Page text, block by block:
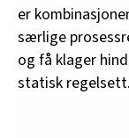
er
særlige
og få klager
statisk regelsett.